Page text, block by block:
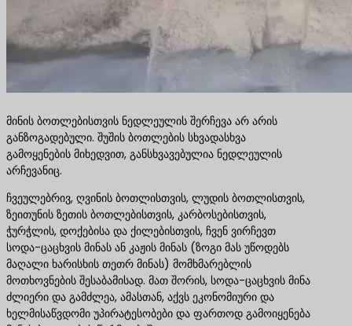
მინის ბოთლებისთვის ნედლეულის შერჩევა არ არის
განზოგადებული. შუშის ბოთლების სხვადასხვა
გამოყენების მიხედვით, განსხვავებულია ნედლეულის
არჩევანიც.
ჩვეულებრივ, ღვინის ბოთლისთვის, ლუდის ბოთლისთვის,
ზეითუნის ზეთის ბოთლებისთვის, კარბოსებისთვის,
ჭურჭლის, დოქებისა და ქილებისთვის, ჩვენ ვირჩევთ
სოდა-ცაცხვის მინას ან კაჟის მინას (ზოგი მას უწოდებს
მაღალი ხარისხის თეთრ მინას) მომხმარებლის
მოთხოვნების შესაბამისად. მათ შორის, სოდა-ცაცხვის მინა
ძლიერი და გამძლეა, ამასთან, აქვს ეკონომიური და
ხელმისაწვდომი უპირატესობები და ფართოდ გამოიყენება